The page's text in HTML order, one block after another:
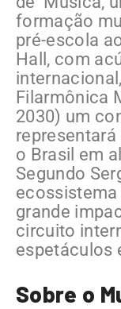
formação
pré-escola
Hall, com
Filarmônica
2030) um
o Brasil em
Segundo
grande
circuito
espetáculos
Sobre o